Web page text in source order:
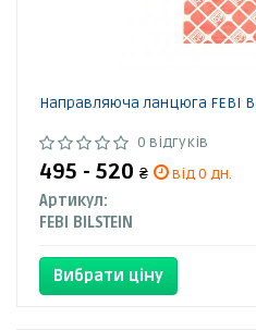
Направляюча ланцюга FEBI
0 відгуків
495 - 520 ₴
від 0 дн.
Артикул:
FEBI BILSTEIN
Вибрати ціну